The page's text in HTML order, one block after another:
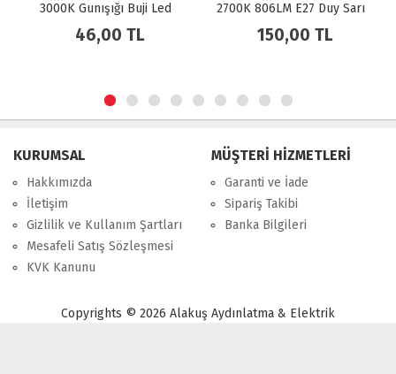
2700K 806LM E27 Duy Sarı
Işık Ampul Dim Edilebilir /
4099854394294
150,00 TL
E27 Duy 1080 LM Beyaz
40,00 TL
KURUMSAL
Hakkımızda
İletişim
Gizlilik ve Kullanım Şartları
Mesafeli Satış Sözleşmesi
KVK Kanunu
MÜŞTERİ HİZMETLERİ
Garanti ve İade
Sipariş Takibi
Banka Bilgileri
Copyrights © 2026 Alakuş Aydınlatma & Elektrik